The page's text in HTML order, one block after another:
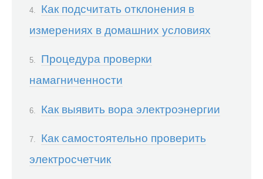
Как подсчитать отклонения в
измерениях в домашних условиях
Процедура проверки
намагниченности
Как выявить вора электроэнергии
Как самостоятельно проверить
электросчетчик